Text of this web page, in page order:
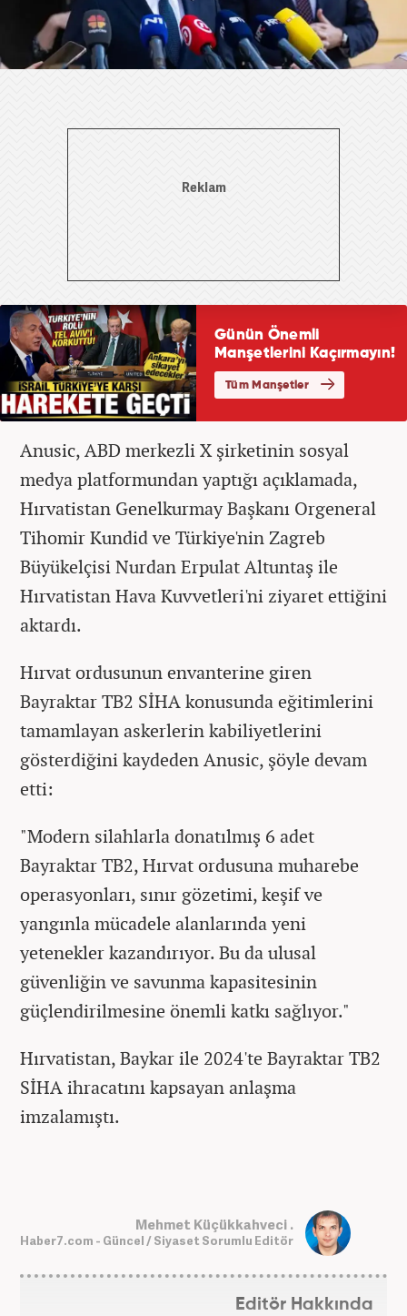
Anusic, ABD merkezli X şirketinin sosyal
medya platformundan yaptığı açıklamada,
Hırvatistan Genelkurmay Başkanı Orgeneral
Tihomir Kundid ve Türkiye'nin Zagreb
Büyükelçisi Nurdan Erpulat Altuntaş ile
Hırvatistan Hava Kuvvetleri'ni ziyaret ettiğini
aktardı.
Hırvat ordusunun envanterine giren
Bayraktar TB2 SİHA konusunda eğitimlerini
tamamlayan askerlerin kabiliyetlerini
gösterdiğini kaydeden Anusic, şöyle devam
etti:
"Modern silahlarla donatılmış 6 adet
Bayraktar TB2, Hırvat ordusuna muharebe
operasyonları, sınır gözetimi, keşif ve
yangınla mücadele alanlarında yeni
yetenekler kazandırıyor. Bu da ulusal
güvenliğin ve savunma kapasitesinin
güçlendirilmesine önemli katkı sağlıyor."
Hırvatistan, Baykar ile 2024'te Bayraktar TB2
SİHA ihracatını kapsayan anlaşma
imzalamıştı.
Mehmet Küçükkahveci .
Haber7.com - Güncel / Siyaset Sorumlu Editör
Editör Hakkında